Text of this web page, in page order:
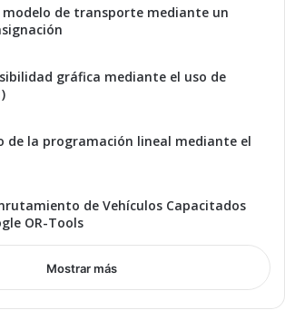
modelo de transporte mediante un
gráfica mediante el uso de
de la programación lineal mediante el
de Vehículos Capacitados
OR-Tools
Mostrar más